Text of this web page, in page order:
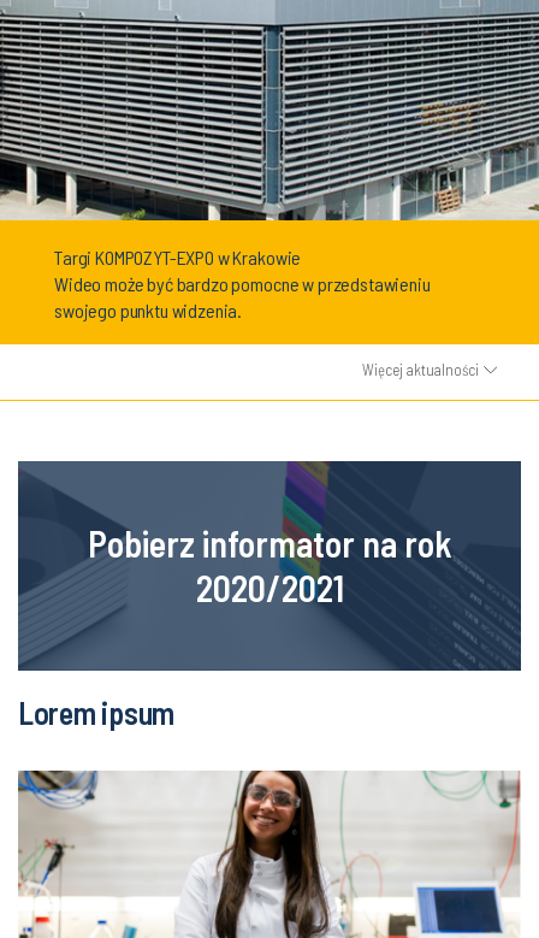
Targi KOMPOZYT-EXPO w Krakowie
Wideo może być bardzo pomocne w przedstawieniu
swojego punktu widzenia.
Więcej aktualności
Pobierz informator na rok
2020/2021
Lorem ipsum